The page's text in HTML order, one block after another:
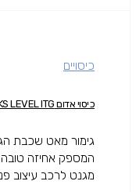
כיסויים
כיסוי אדום IPHONE 11 – PATCHWORKS LEVEL ITG
גימור מאט שכבת
המספק אחיזה טובה
מגנט לרכב עיצוב